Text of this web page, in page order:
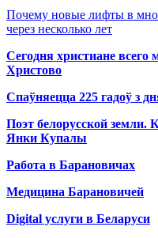
Почему новые лифты в
через несколько лет
Сегодня христиане
Христово
Спаўняецца 225 гадоў з
Поэт белорусской земли.
Янки Купалы
Работа в Барановичах
Медицина Барановичей
Digital услуги в Беларуси